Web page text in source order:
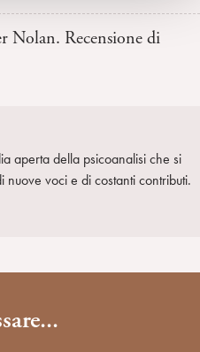
Nolan. Recensione di
aperta della psicoanalisi che si
nuove voci e di costanti contributi.